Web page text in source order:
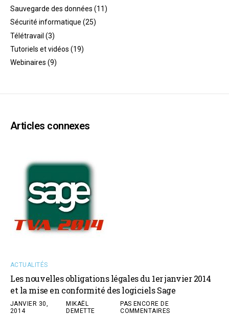
Sauvegarde des données (11)
Sécurité informatique (25)
Télétravail (3)
Tutoriels et vidéos (19)
Webinaires (9)
Articles connexes
ACTUALITÉS
Les nouvelles obligations légales du 1er janvier 2014
et la mise en conformité des logiciels Sage
JANVIER 30,
2014
MIKAËL
DEMETTE
PAS ENCORE DE
COMMENTAIRES